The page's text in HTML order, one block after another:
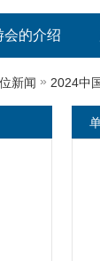
上海oem 贴牌代
会的介绍
新闻 »